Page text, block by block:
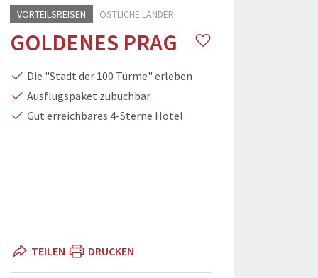
VORTEILSREISEN ÖSTLICHE LÄNDER
GOLDENES PRAG
Die "Stadt der 100 Türme" erleben
Ausflugspaket zubuchbar
Gut erreichbares 4-Sterne Hotel
TEILEN DRUCKEN